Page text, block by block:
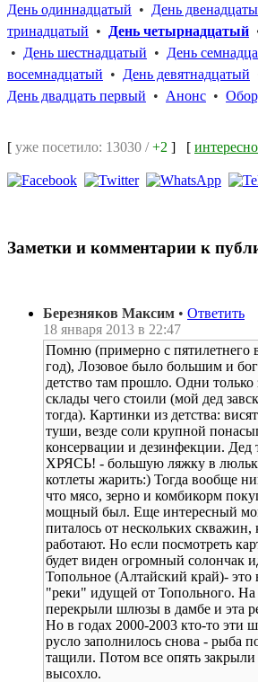
День одиннадцатый • День
тринадцатый • День четырнадцатый
• День шестнадцатый • День
восемнадцатый • День девятнадцатый
День двадцать первый • Анонс •
[ уже посетило: 13030 /+2 ] [
Заметки и комментарии к
Березняков Максим • Ответить
18 января 2013 в 22:47
Помню (примерно с пятилетнего
год), Лозовое было большим и
детство там прошло. Одни
склады чего стоили (мой дед
тогда). Картинки из детства:
туши, везде соли крупной
консервации и дезинфекции. Дед
ХРЯСЬ! - большую ляжку в
котлеты жарить:) Тогда вообще
что мясо, зерно и комбикорм
мощный был. Еще интересный
питалось от нескольких скважин,
работают. Но если посмотреть
будет виден огромный солончак
Топольное (Алтайский край)- это
"реки" идущей от Топольного. На
перекрыли шлюзы в дамбе и эта
Но в годах 2000-2003 кто-то эти
русло заполнилось снова - рыба
тащили. Потом все опять закрыли
высохло.